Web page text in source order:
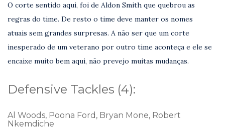
O corte sentido aqui, foi de Aldon Smith que quebrou as
regras do time. De resto o time deve manter os nomes
atuais sem grandes surpresas. A não ser que um corte
inesperado de um veterano por outro time aconteça e ele se
encaixe muito bem aqui, não prevejo muitas mudanças.
Defensive Tackles (4):
Al Woods, Poona Ford, Bryan Mone, Robert
Nkemdiche